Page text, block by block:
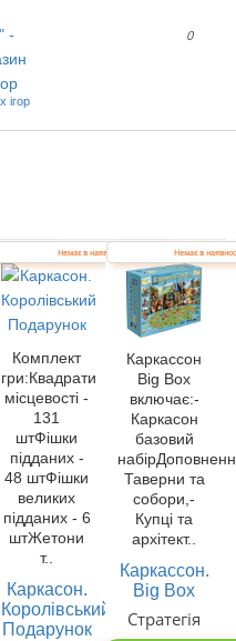
ігор
0
Немає в наявності
Комплект
гри:Квадрати
місцевості -
131
штФішки
підданих -
48 штФішки
великих
підданих - 6
штЖетони
т..
Каркасон.
Королівський
Подарунок
Немає в
Каркассон
Big Box
включає:-
Каркасон
базовий
Таверни та
собори,-
Купці та
архітект..
Каркассон.
Big Box
Стратегія